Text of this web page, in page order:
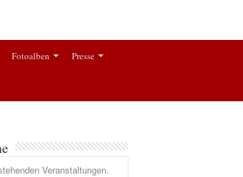
Fotoalben Presse
Veranstaltungen.